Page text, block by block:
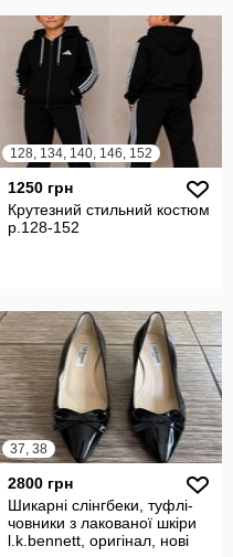
128, 134, 140, 146, 152
1250 грн
Крутезний стильний костюм
р.128-152
37, 38
2800 грн
Шикарні слінгбеки, туфлі-
човники з лакованої шкіри
l.k.bennett, оригінал, нові